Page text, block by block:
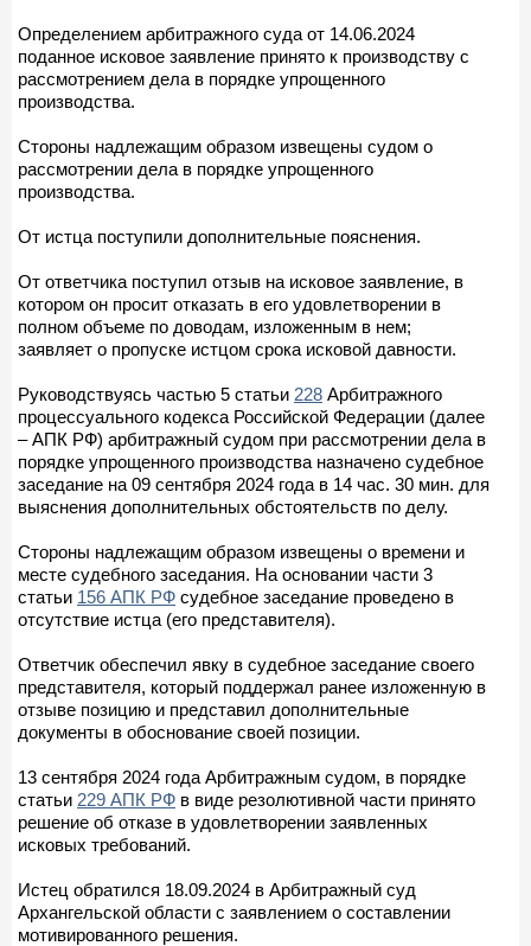
Определением арбитражного суда от 14.06.2024
поданное исковое заявление принято к производству с
рассмотрением дела в порядке упрощенного
производства.
Стороны надлежащим образом извещены судом о
рассмотрении дела в порядке упрощенного
производства.
От истца поступили дополнительные пояснения.
От ответчика поступил отзыв на исковое заявление, в
котором он просит отказать в его удовлетворении в
полном объеме по доводам, изложенным в нем;
заявляет о пропуске истцом срока исковой давности.
Руководствуясь частью 5 статьи 228 Арбитражного
процессуального кодекса Российской Федерации (далее
– АПК РФ) арбитражный судом при рассмотрении дела в
порядке упрощенного производства назначено судебное
заседание на 09 сентября 2024 года в 14 час. 30 мин. для
выяснения дополнительных обстоятельств по делу.
Стороны надлежащим образом извещены о времени и
месте судебного заседания. На основании части 3
статьи 156 АПК РФ судебное заседание проведено в
отсутствие истца (его представителя).
Ответчик обеспечил явку в судебное заседание своего
представителя, который поддержал ранее изложенную в
отзыве позицию и представил дополнительные
документы в обоснование своей позиции.
13 сентября 2024 года Арбитражным судом, в порядке
статьи 229 АПК РФ в виде резолютивной части принято
решение об отказе в удовлетворении заявленных
исковых требований.
Истец обратился 18.09.2024 в Арбитражный суд
Архангельской области с заявлением о составлении
мотивированного решения.